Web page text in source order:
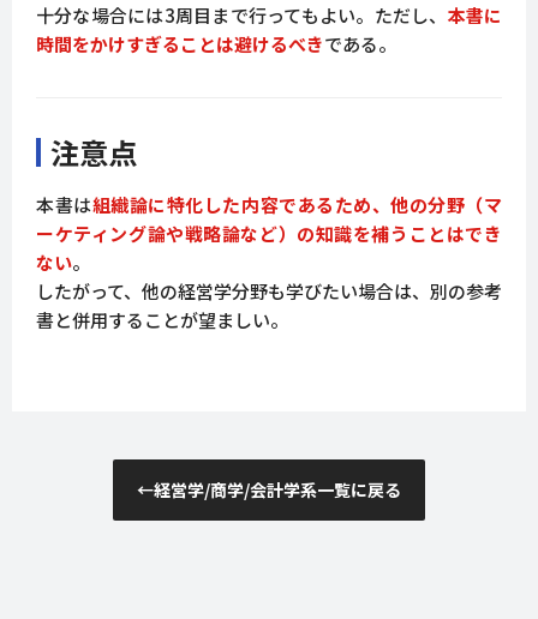
十分な場合には3周目まで行ってもよい。ただし、 本書に
時間をかけすぎることは避けるべきである。
注意点
本書は組織論に特化した内容であるため、他の分野（マ
ーケティング論や戦略論など）の知識を補うことはでき
ない。
したがって、他の経営学分野も学びたい場合は、別の参考
書と併用することが望ましい。
←経営学/商学/会計学系一覧に戻る